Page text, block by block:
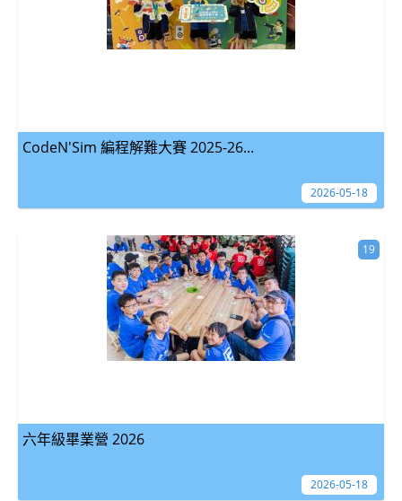
CodeN'Sim 編程解難大賽 2025-26...
2026-05-18
六年級畢業營 2026
19
2026-05-18